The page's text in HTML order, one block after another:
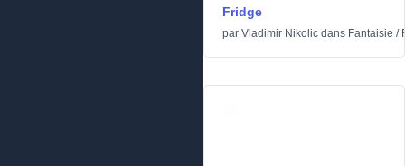
Fridge
par Vladimir Nikolic dans Fantaisie /